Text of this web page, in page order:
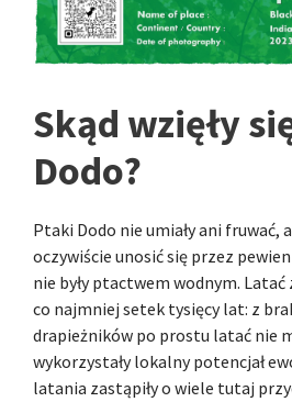
Skąd wzięły
Dodo?
Ptaki Dodo nie umiały ani fruwać,
oczywiście unosić się przez
nie były ptactwem wodnym. Latać
co najmniej setek tysięcy lat: z
drapieżników po prostu latać nie
wykorzystały lokalny potencjał
latania zastąpiły o wiele tutaj